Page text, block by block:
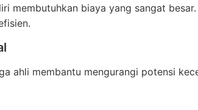
membutuhkan biaya yang sangat
ahli membantu mengurangi potensi